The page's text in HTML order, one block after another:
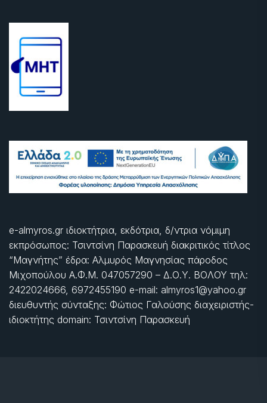
e-almyros.gr ιδιοκτήτρια, εκδότρια, δ/ντρια νόμιμη
εκπρόσωπος: Τσιντσίνη Παρασκευή διακριτικός τίτλος
“Μαγνήτης” έδρα: Αλμυρός Μαγνησίας πάροδος
Μιχοπούλου Α.Φ.Μ. 047057290 – Δ.Ο.Υ. ΒΟΛΟΥ τηλ:
2422024666, 6972455190 e-mail: almyros1@yahoo.gr
διευθυντής σύνταξης: Φώτιος Γαλούσης διαχειριστής-
ιδιοκτήτης domain: Τσιντσίνη Παρασκευή